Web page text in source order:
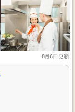
8月6日更新